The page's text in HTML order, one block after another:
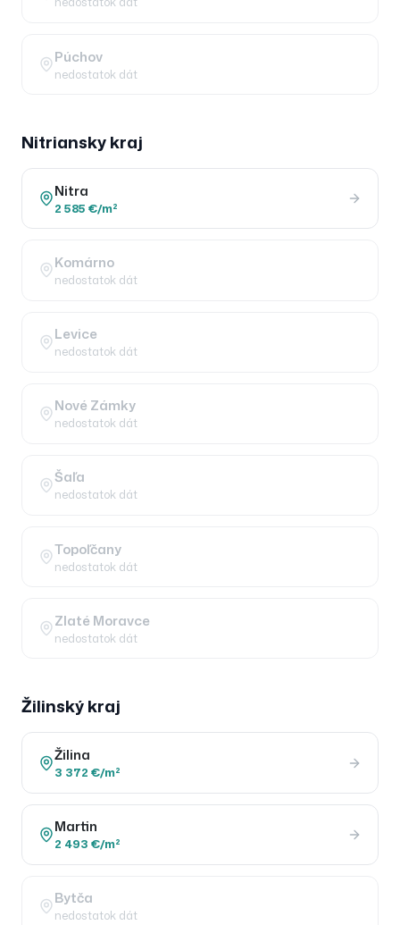
Púchov
nedostatok dát
Nitrianskykraj
Nitra
2 585 €/m²
Komárno
nedostatok dát
Levice
nedostatok dát
Nové Zámky
nedostatok dát
Šaľa
nedostatok dát
Topoľčany
nedostatok dát
Zlaté Moravce
nedostatok dát
Žilinskýkraj
Žilina
3 372 €/m²
Martin
2 493 €/m²
Bytča
nedostatok dát